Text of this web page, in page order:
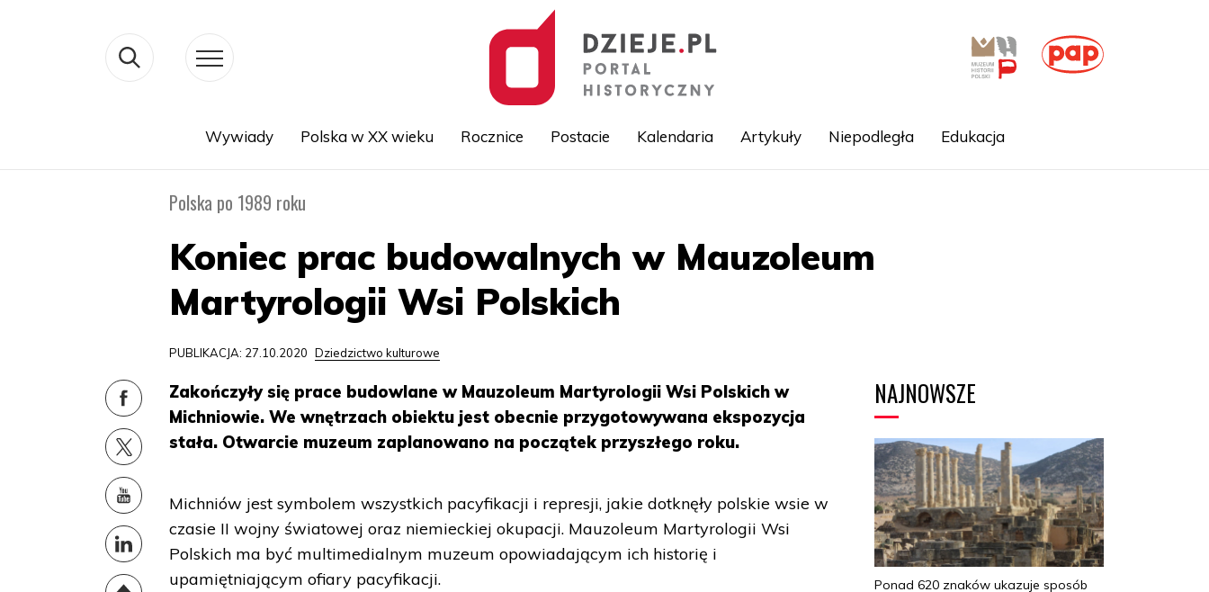
Wywiady Polska w XX wieku Rocznice Postacie Kalendaria Artykuły Niepodległa Edukacja
Polska po 1989 roku
Koniec prac budowalnych w Mauzoleum
Martyrologii Wsi Polskich
PUBLIKACJA: 27.10.2020 Dziedzictwo kulturowe
Zakończyły się prace budowlane w Mauzoleum Martyrologii Wsi Polskich w
Michniowie. We wnętrzach obiektu jest obecnie przygotowywana ekspozycja
stała. Otwarcie muzeum zaplanowano na początek przyszłego roku.
Michniów jest symbolem wszystkich pacyfikacji i represji, jakie dotknęły polskie wsie w
czasie II wojny światowej oraz niemieckiej okupacji. Mauzoleum Martyrologii Wsi
Polskich ma być multimedialnym muzeum opowiadającym ich historię i
upamiętniającym ofiary pacyfikacji.
NAJNOWSZE
Ponad 620 znaków ukazuje sposób